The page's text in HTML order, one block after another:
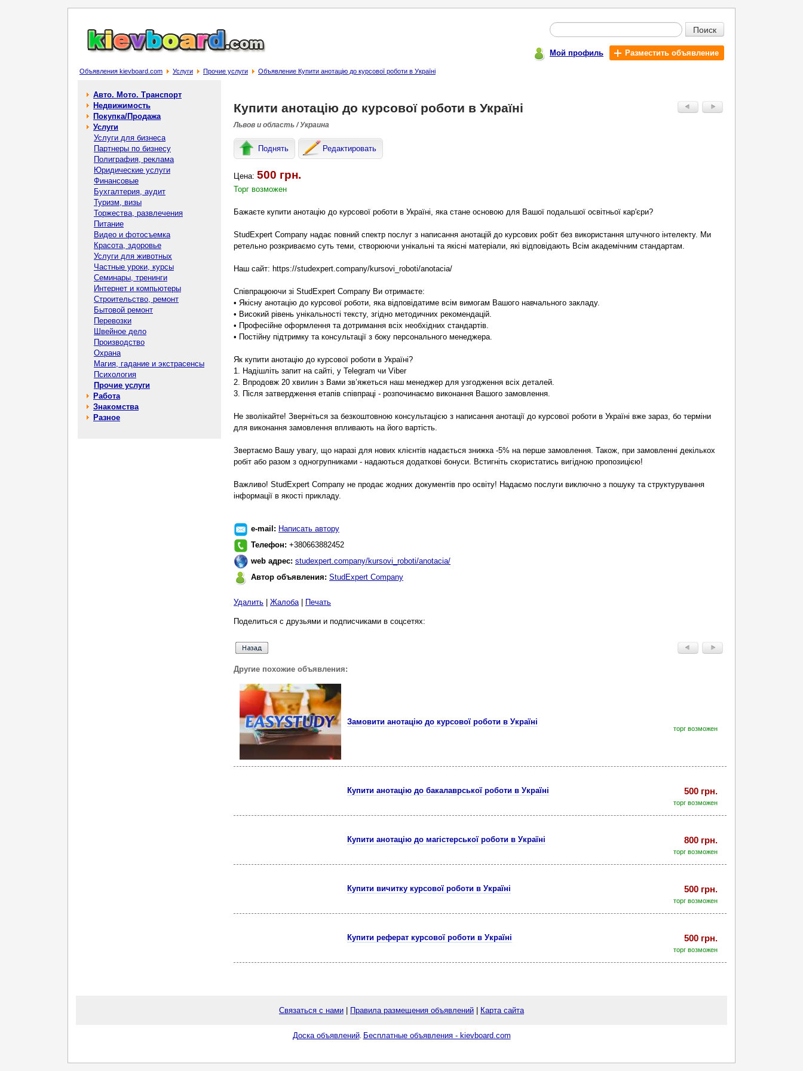
Поиск
Мой профиль Разместить объявление
Объявления kievboard.com Услуги Прочие услуги Объявление Купити анотацію до курсової роботи в Україні
Авто. Мото. Транспорт
Недвижимость
Покупка/Продажа
Услуги
Услуги для бизнеса
Партнеры по бизнесу
Полиграфия, реклама
Юридические услуги
Финансовые
Бухгалтерия, аудит
Туризм, визы
Торжества, развлечения
Питание
Видео и фотосъемка
Красота, здоровье
Услуги для животных
Частные уроки, курсы
Семинары, тренинги
Интернет и компьютеры
Строительство, ремонт
Бытовой ремонт
Перевозки
Швейное дело
Производство
Охрана
Магия, гадание и экстрасенсы
Психология
Прочие услуги
Работа
Знакомства
Разное
Купити анотацію до курсової роботи в Україні
Львов и область / Украина
Поднять Редактировать
Цена: 500 грн.
Торг возможен
Бажаєте купити анотацію до курсової роботи в Україні, яка стане основою для Вашої подальшої освітньої кар'єри?
StudExpert Company надає повний спектр послуг з написання анотацій до курсових робіт без використання штучного інтелекту. Ми
ретельно розкриваємо суть теми, створюючи унікальні та якісні матеріали, які відповідають Всім академічним стандартам.
Наш сайт: https://studexpert.company/kursovi_roboti/anotacia/
Співпрацюючи зі StudExpert Company Ви отримаєте:
• Якісну анотацію до курсової роботи, яка відповідатиме всім вимогам Вашого навчального закладу.
• Високий рівень унікальності тексту, згідно методичних рекомендацій.
• Професійне оформлення та дотримання всіх необхідних стандартів.
• Постійну підтримку та консультації з боку персонального менеджера.
Як купити анотацію до курсової роботи в Україні?
1. Надішліть запит на сайті, у Telegram чи Viber
2. Впродовж 20 хвилин з Вами зв’яжеться наш менеджер для узгодження всіх деталей.
3. Після затвердження етапів співпраці - розпочинаємо виконання Вашого замовлення.
Не зволікайте! Зверніться за безкоштовною консультацією з написання анотації до курсової роботи в Україні вже зараз, бо терміни
для виконання замовлення впливають на його вартість.
Звертаємо Вашу увагу, що наразі для нових клієнтів надається знижка -5% на перше замовлення. Також, при замовленні декількох
робіт або разом з одногрупниками - надаються додаткові бонуси. Встигніть скористатись вигідною пропозицією!
Важливо! StudExpert Company не продає жодних документів про освіту! Надаємо послуги виключно з пошуку та структурування
інформації в якості прикладу.
e-mail: Написать автору
Телефон: +380663882452
web адрес: studexpert.company/kursovi_roboti/anotacia/
Автор объявления: StudExpert Company
Удалить Жалоба| Печать
Поделиться с друзьями и подписчиками в соцсетях:
Другие похожие объявления:
Замовити анотацію до курсової роботи в Україні
торг возможен
Купити анотацію до бакалаврської роботи в Україні 500 грн.
торг возможен
Купити анотацію до магістерської роботи в Україні 800 грн.
торг возможен
Купити вичитку курсової роботи в Україні 500 грн.
торг возможен
Купити реферат курсової роботи в Україні 500 грн.
торг возможен
Связаться с нами Правила размещения объявлений Карта сайта
Доска объявлений. Бесплатные объявления - kievboard.com